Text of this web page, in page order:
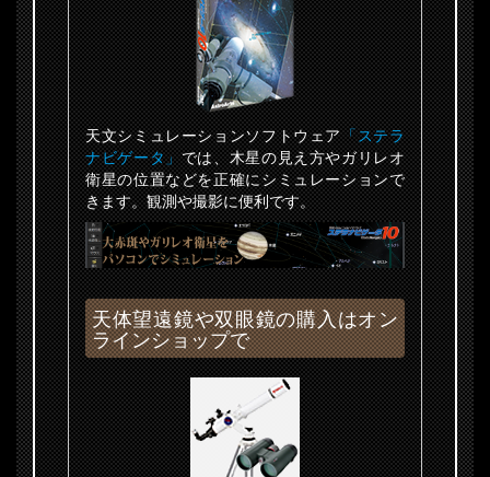
天文シミュレーションソフトウェア「ステラ
ナビゲータ」では、木星の見え方やガリレオ
衛星の位置などを正確にシミュレーションで
きます。観測や撮影に便利です。
天体望遠鏡や双眼鏡の購入はオン
ラインショップで